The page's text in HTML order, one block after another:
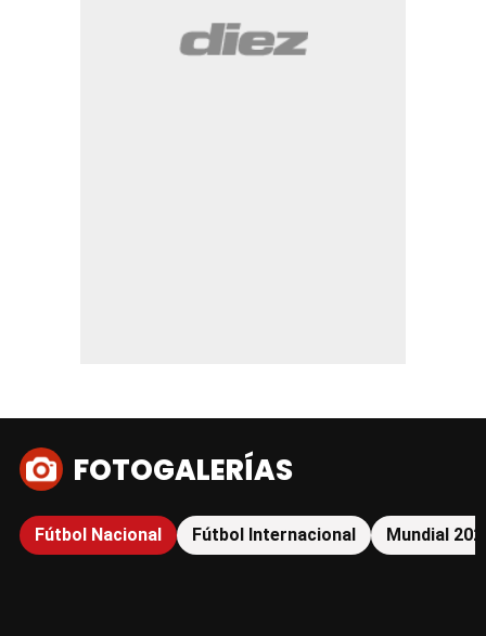
FOTOGALERÍAS
Fútbol Nacional Fútbol Internacional Mundial